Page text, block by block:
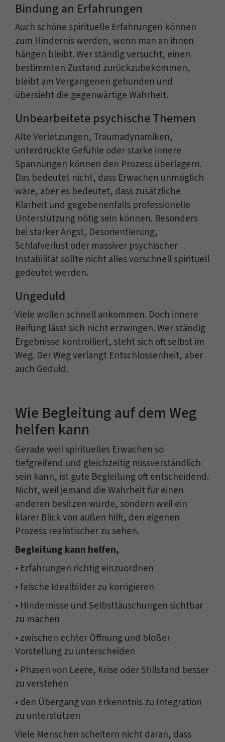
Bindung an Erfahrungen
Auch schöne spirituelle Erfahrungen können
zum Hindernis werden, wenn man an ihnen
hängen bleibt. Wer ständig versucht, einen
bestimmten Zustand zurückzubekommen,
bleibt am Vergangenen gebunden und
übersieht die gegenwärtige Wahrheit.
Unbearbeitete psychische Themen
Alte Verletzungen, Traumadynamiken,
unterdrückte Gefühle oder starke innere
Spannungen können den Prozess überlagern.
Das bedeutet nicht, dass Erwachen unmöglich
wäre, aber es bedeutet, dass zusätzliche
Klarheit und gegebenenfalls professionelle
Unterstützung nötig sein können. Besonders
bei starker Angst, Desorientierung,
Schlafverlust oder massiver psychischer
Instabilität sollte nicht alles vorschnell spirituell
gedeutet werden.
Ungeduld
Viele wollen schnell ankommen. Doch innere
Reifung lässt sich nicht erzwingen. Wer ständig
Ergebnisse kontrolliert, steht sich oft selbst im
Weg. Der Weg verlangt Entschlossenheit, aber
auch Geduld.
Wie Begleitung auf dem Weg
helfen kann
Gerade weil spirituelles Erwachen so
tiefgreifend und gleichzeitig missverständlich
sein kann, ist gute Begleitung oft entscheidend.
Nicht, weil jemand die Wahrheit für einen
anderen besitzen würde, sondern weil ein
klarer Blick von außen hilft, den eigenen
Prozess realistischer zu sehen.
Begleitung kann helfen,
• Erfahrungen richtig einzuordnen
• falsche Idealbilder zu korrigieren
• Hindernisse und Selbsttäuschungen sichtbar
zu machen
• zwischen echter Öffnung und bloßer
Vorstellung zu unterscheiden
• Phasen von Leere, Krise oder Stillstand besser
zu verstehen
• den Übergang von Erkenntnis zu Integration
zu unterstützen
Viele Menschen scheitern nicht daran, dass